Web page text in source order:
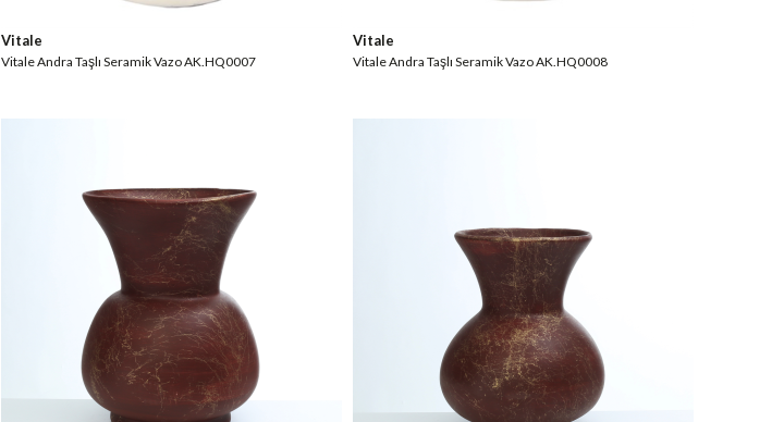
Vitale
Vitale Andra Taşlı Seramik Vazo AK.HQ0007
Vitale
Vitale Andra Taşlı Seramik Vazo AK.HQ0008